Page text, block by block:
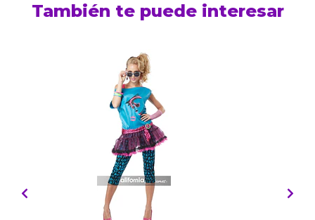
También te puede interesar